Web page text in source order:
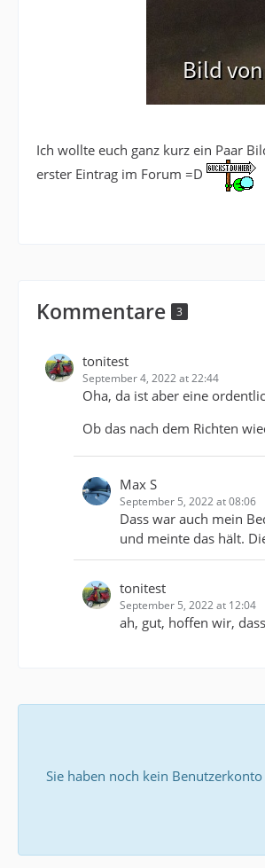
Ich wollte euch ganz kurz ein Paar
erster Eintrag im Forum =D
Kommentare 3
tonitest
September 4, 2022 at 22:44
Oha, da ist aber eine
Ob das nach dem Richten
Max S
September 5, 2022 at 08:06
Dass war auch mein
und meinte das hält.
tonitest
September 5, 2022 at 12:04
ah, gut, hoffen wir,
Sie haben noch kein